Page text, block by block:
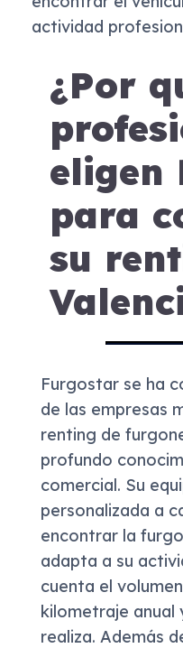
actividad
¿Por
eligen
para
su
Furgostar se ha
de las empresas
renting de
profundo
comercial. Su
personalizada a
encontrar la
adapta a su
cuenta el
kilometraje anual
realiza. Además